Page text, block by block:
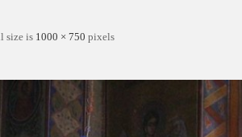
size is 1000 × 750 pixels